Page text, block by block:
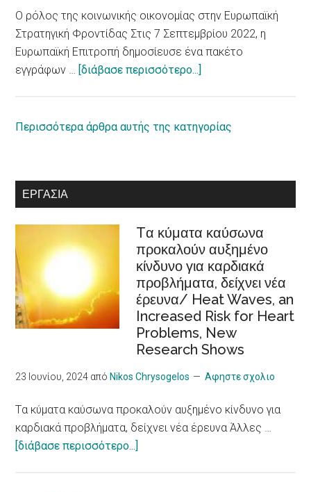
European
Parliament
adopts
Ο ρόλος της κοινωνικής οικονομίας στην Ευρωπαϊκή
Στρατηγική Φροντίδας Στις 7 Σεπτεμβρίου 2022, η
Ευρωπαϊκή Επιτροπή δημοσίευσε ένα πακέτο
εγγράφων … [διάβασε περισσότερο...]
της
στην
Φροντίδας
/Recognition
of
cooperatives
in
the
European
Care
Strategy
Περισσότερα άρθρα αυτής της κατηγορίας
ΕΡΓΑΣΊΑ
Tα κύματα καύσωνα
προκαλούν αυξημένο
κίνδυνο για καρδιακά
προβλήματα, δείχνει νέα
έρευνα/ Heat Waves, an
Increased Risk for Heart
Problems, New
Research Shows
23 Ιουνίου, 2024 από Nikos Chrysogelos Αφηστε σχολιο
Tα κύματα καύσωνα προκαλούν αυξημένο κίνδυνο για
καρδιακά προβλήματα, δείχνει νέα έρευνα Άλλες …
[διάβασε περισσότερο...]